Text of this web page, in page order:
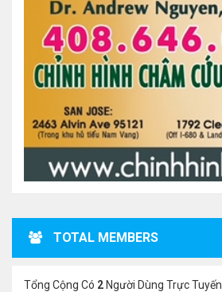
TOTAL MEMBERS
Tổng Cộng Có 2 Người Dùng Trực